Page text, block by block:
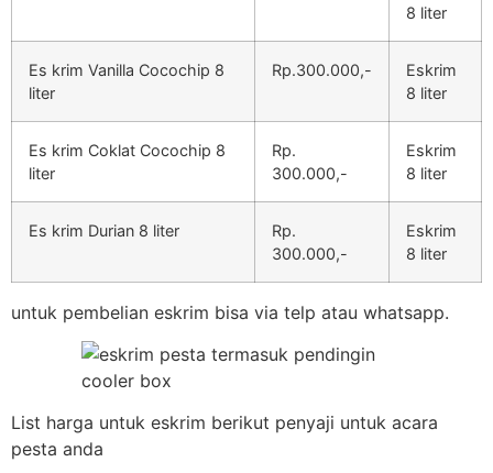
8 liter
Es krim Vanilla Cocochip 8
liter
Rp.300.000,-
Eskrim
8 liter
Es krim Coklat Cocochip 8
liter
Rp.
300.000,-
Eskrim
8 liter
Es krim Durian 8 liter
Rp.
300.000,-
Eskrim
8 liter
untuk pembelian eskrim bisa via telp atau whatsapp.
List harga untuk eskrim berikut penyaji untuk acara
pesta anda